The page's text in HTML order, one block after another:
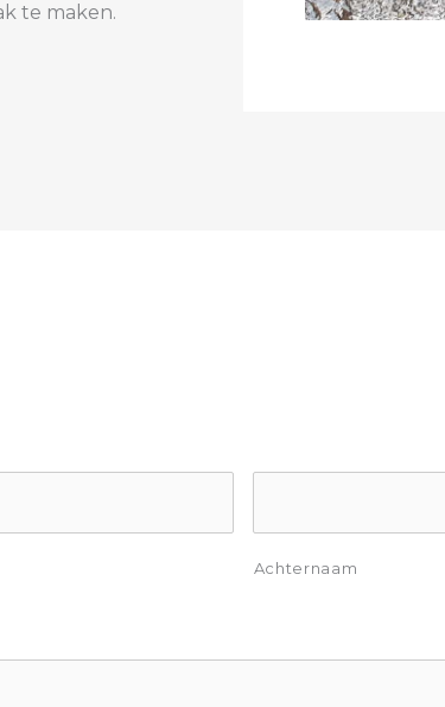
te maken.
Achternaam